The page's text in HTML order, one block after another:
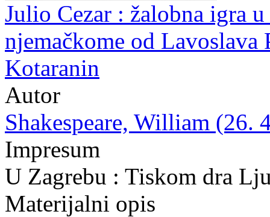
Julio Cezar : žalobna igra
njemačkome od
Kotaranin
Autor
Shakespeare, William (26.
Impresum
U Zagrebu : Tiskom dra
Materijalni opis